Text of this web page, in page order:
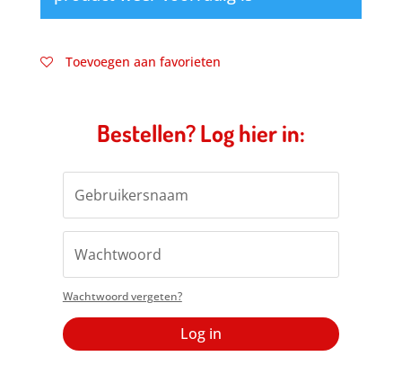
Toevoegen aan favorieten
Bestellen? Log hier in:
Wachtwoord vergeten?
Log in